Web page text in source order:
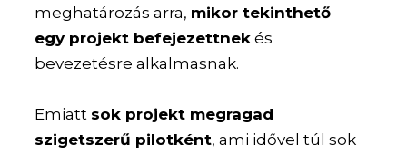
meghatározás arra, mikor tekinthető
egy projekt befejezettnek és
bevezetésre alkalmasnak.
Emiatt sok projekt megragad
szigetszerű pilotként, ami idővel túl sok